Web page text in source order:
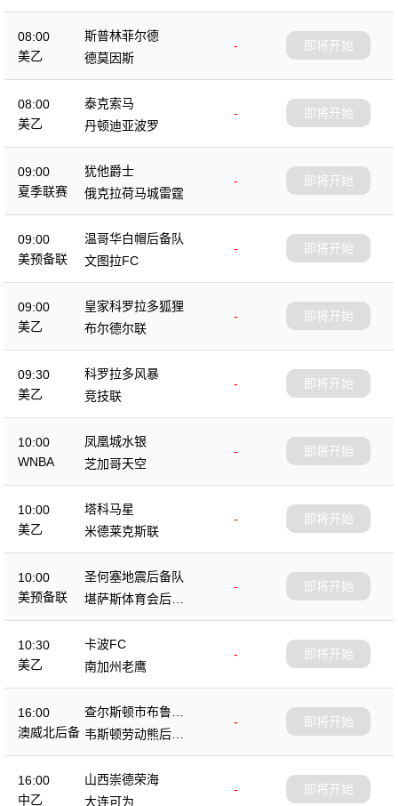
08:00
美乙
斯普林菲尔德
-
德莫因斯
即将开始
08:00
美乙
泰克索马
-
丹顿迪亚波罗
即将开始
09:00
夏季联赛
犹他爵士
-
俄克拉荷马城雷霆
即将开始
09:00
美预备联
温哥华白帽后备队
-
文图拉FC
即将开始
09:00
美乙
皇家科罗拉多狐狸
-
布尔德尔联
即将开始
09:30
美乙
科罗拉多风暴
-
竞技联
即将开始
10:00
WNBA
凤凰城水银
-
芝加哥天空
即将开始
10:00
美乙
塔科马星
-
米德莱克斯联
即将开始
10:00
美预备联
圣何塞地震后备队
-
堪萨斯体育会后备
队
即将开始
10:30
美乙
卡波FC
-
南加州老鹰
即将开始
16:00
澳威北后备
查尔斯顿市布鲁斯
后备队
-
韦斯顿劳动熊后备
队
即将开始
16:00
中乙
山西崇德荣海
-
大连可为
即将开始